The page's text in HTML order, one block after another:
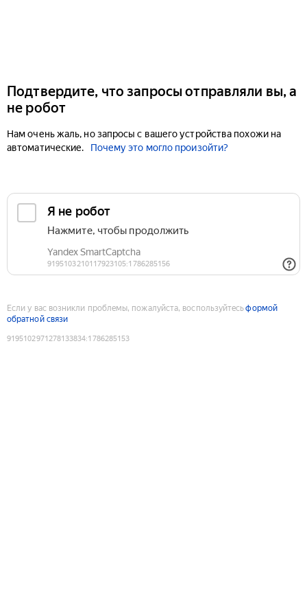
Подтвердите, что запросы отправляли вы, а
не робот
Нам очень жаль, но запросы с вашего устройства похожи на
автоматические.
Почему это могло произойти?
Если у вас возникли проблемы, пожалуйста, воспользуйтесьформой
обратной связи
9195102971278133834:1786285153